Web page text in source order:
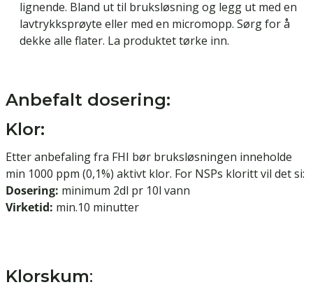
lignende. Bland ut til bruksløsning og legg ut med en
lavtrykksprøyte eller med en micromopp. Sørg for å
dekke alle flater. La produktet tørke inn.
Anbefalt dosering:
Klor:
Etter anbefaling fra FHI bør bruksløsningen inneholde
min 1000 ppm (0,1%) aktivt klor. For NSPs kloritt vil det si:
Dosering: minimum 2dl pr 10l vann
Virketid: min.10 minutter
Klorskum: